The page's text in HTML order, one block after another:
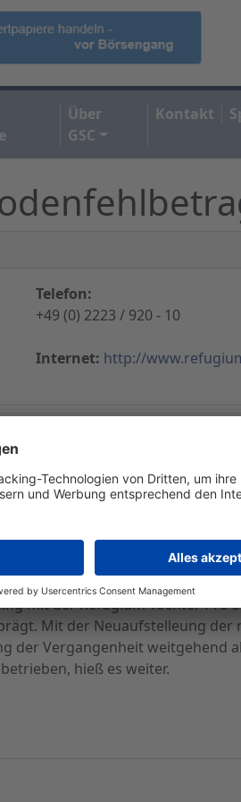
Über
GSC
Kontakt
Telefon:
+49 (0) 2223 / 920 - 10
Internet: http://
Angaben zufolge war der
Periodenfehlbetrag von -7,05
werden mußte. Nach
DM nach -21,63 Mio. DM im
Quartal durch die
mit der Refugium-Tochter Pro
Mit der Neuaufstelleung der
der Vergangenheit weitgehend
hieß es weiter.